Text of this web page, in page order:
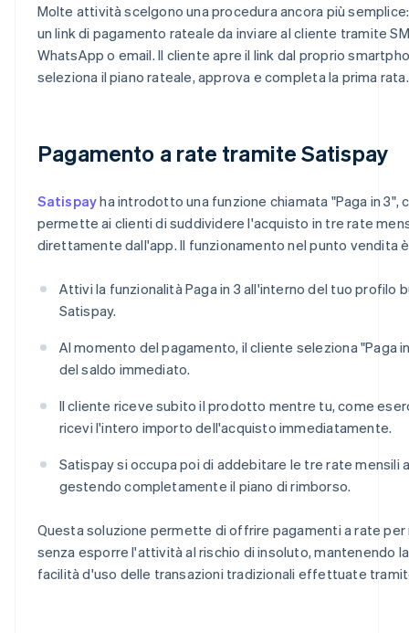
Molte attività scelgono una procedura ancora più
un link di pagamento rateale da inviare al cliente tramite
WhatsApp o email. Il cliente apre il link dal proprio
seleziona il piano rateale, approva e completa la prima rata.
Pagamento a rate tramite Satispay
Satispayha introdotto una funzione chiamata "Paga in 3",
permette ai clienti di suddividere l'acquisto in tre rate
direttamente dall'app. Il funzionamento nel punto vendita
Attivi la funzionalità Paga in 3 all'interno del tuo profilo
Satispay.
Al momento del pagamento, il cliente seleziona "Paga
del saldo immediato.
Il cliente riceve subito il prodotto mentre tu, come
ricevi l'intero importo dell'acquisto immediatamente.
Satispay si occupa poi di addebitare le tre rate mensili
gestendo completamente il piano di rimborso.
Questa soluzione permette di offrire pagamenti a rate per
senza esporre l'attività al rischio di insoluto, mantenendo
facilità d'uso delle transazioni tradizionali effettuate